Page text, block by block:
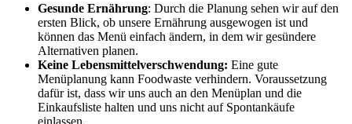
Gesunde Ernährung: Durch die Planung sehen wir auf den
ersten Blick, ob unsere Ernährung ausgewogen ist und
können das Menü einfach ändern, in dem wir gesündere
Alternativen planen.
Keine Lebensmittelverschwendung: Eine gute
Menüplanung kann Foodwaste verhindern. Voraussetzung
dafür ist, dass wir uns auch an den Menüplan und die
Einkaufsliste halten und uns nicht auf Spontankäufe
einlassen.